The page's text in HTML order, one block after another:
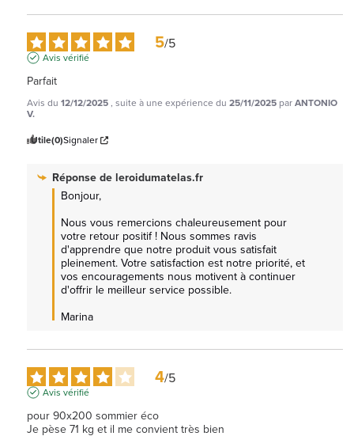
5/5
Avis vérifié
Parfait
Avis du 12/12/2025, suite à une expérience du 25/11/2025 parANTONIO
V.
Utile(0)Signaler
Réponse de leroidumatelas.fr
Bonjour,
Nous vous remercions chaleureusement pour
votre retour positif ! Nous sommes ravis
d'apprendre que notre produit vous satisfait
pleinement. Votre satisfaction est notre priorité, et
vos encouragements nous motivent à continuer
d'offrir le meilleur service possible.
Marina
4/5
Avis vérifié
pour 90x200 sommier éco
Je pèse 71 kg et il me convient très bien